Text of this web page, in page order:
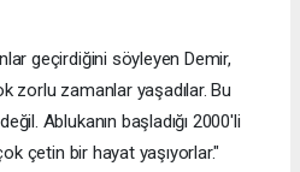
geçirdiğini söyleyen Demir,
zorlu zamanlar yaşadılar. Bu
Ablukanın başladığı 2000'li
çetin bir hayat yaşıyorlar."